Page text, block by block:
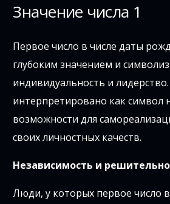
Значение числа 1
Первое число в числе даты
глубоким значением и
индивидуальность и
интерпретировано как символ
возможности для
своих личностных качеств.
Независимость и
Люди, у которых первое число